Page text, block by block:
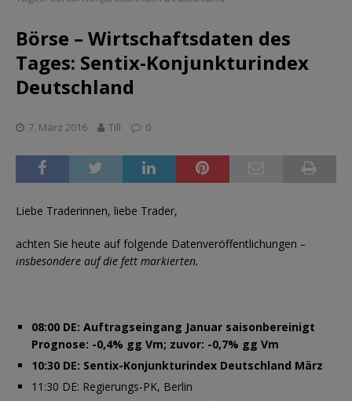
Börse – Wirtschaftsdaten des
Tages: Sentix-Konjunkturindex
Deutschland
7. März 2016 Till 0
Liebe Traderinnen, liebe Trader,
achten Sie heute auf folgende Datenveröffentlichungen –
insbesondere auf die fett markierten.
08:00 DE: Auftragseingang Januar saisonbereinigt
Prognose: -0,4% gg Vm; zuvor: -0,7% gg Vm
10:30 DE: Sentix-Konjunkturindex Deutschland März
11:30 DE: Regierungs-PK, Berlin